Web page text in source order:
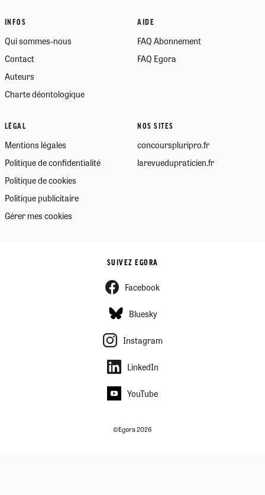
INFOS
Qui sommes-nous
Contact
Auteurs
Charte déontologique
AIDE
FAQ Abonnement
FAQ Egora
LÉGAL
Mentions légales
Politique de confidentialité
Politique de cookies
Politique publicitaire
Gérer mes cookies
NOS SITES
concourspluripro.fr
larevuedupraticien.fr
SUIVEZ EGORA
Facebook
Bluesky
Instagram
LinkedIn
YouTube
©Egora 2026